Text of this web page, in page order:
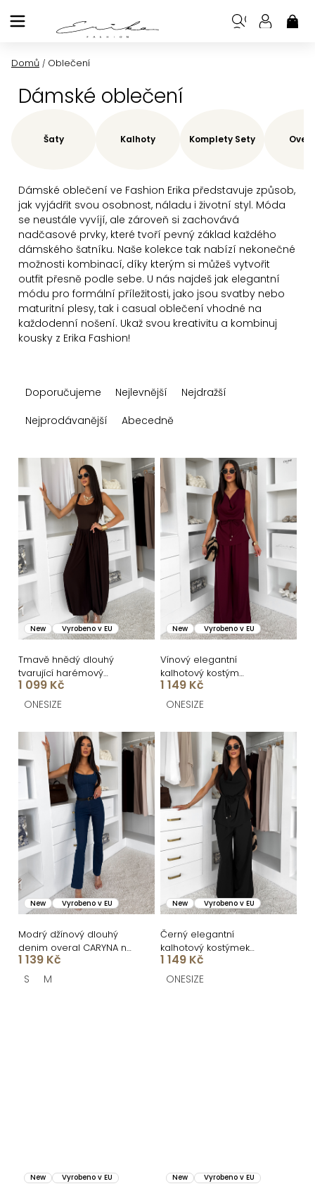
na
Domů / Oblečení
Dámské oblečení
Dámské oblečení ve Fashion Erika představuje způsob,
jak vyjádřit svou osobnost, náladu i životní styl. Móda
se neustále vyvíjí, ale zároveň si zachovává
nadčasové prvky, které tvoří pevný základ každého
dámského šatníku. Naše kolekce tak nabízí nekonečné
možnosti kombinací, díky kterým si můžeš vytvořit
outfit přesně podle sebe. U nás najdeš jak elegantní
módu pro formální příležitosti, jako jsou svatby nebo
maturitní plesy, tak i casual oblečení vhodné na
každodenní nošení. Ukaž svou kreativitu a kombinuj
kousky z Erika Fashion!
Šaty Kalhoty Komplety Sety
a
n
í
p
o
d
u
k
t
ů
Doporučujeme Nejlevnější
Nejdražší
Nejprodávanější
Abecedně
V
ý
p
i
s
p
r
o
d
u
k
ů
New Vyrobeno v EU
Tmavě hnědý dlouhý
tvarující harémový
overal AZURIO
1 099 Kč
ONESIZE
New Vyrobeno v EU
Vínový elegantní
kalhotový kostým
STRENEA
1 149 Kč
ONESIZE
New Vyrobeno v EU
Modrý džínový dlouhý
denim overal CARYNA na
ramínka
1 139 Kč
S M
New Vyrobeno v EU
Černý elegantní
kalhotový kostýmek
STRENEA
1 149 Kč
ONESIZE
New Vyrobeno v EU New Vyrobeno v EU